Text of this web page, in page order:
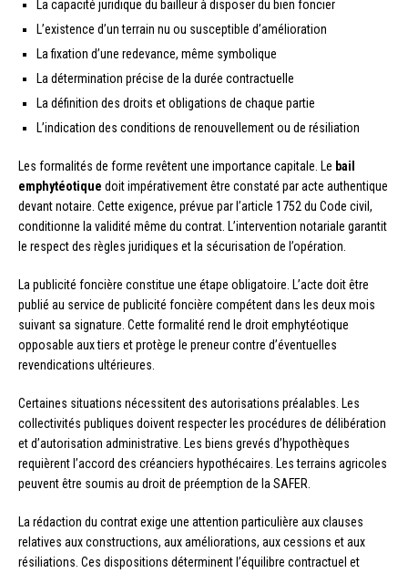
La capacité juridique du bailleur à disposer du bien foncier
L’existence d’un terrain nu ou susceptible d’amélioration
La fixation d’une redevance, même symbolique
La détermination précise de la durée contractuelle
La définition des droits et obligations de chaque partie
L’indication des conditions de renouvellement ou de résiliation
Les formalités de forme revêtent une importance capitale. Le bail
emphytéotique doit impérativement être constaté par acte authentique
devant notaire. Cette exigence, prévue par l’article 1752 du Code civil,
conditionne la validité même du contrat. L’intervention notariale garantit
le respect des règles juridiques et la sécurisation de l’opération.
La publicité foncière constitue une étape obligatoire. L’acte doit être
publié au service de publicité foncière compétent dans les deux mois
suivant sa signature. Cette formalité rend le droit emphytéotique
opposable aux tiers et protège le preneur contre d’éventuelles
revendications ultérieures.
Certaines situations nécessitent des autorisations préalables. Les
collectivités publiques doivent respecter les procédures de délibération
et d’autorisation administrative. Les biens grevés d’hypothèques
requièrent l’accord des créanciers hypothécaires. Les terrains agricoles
peuvent être soumis au droit de préemption de la SAFER.
La rédaction du contrat exige une attention particulière aux clauses
relatives aux constructions, aux améliorations, aux cessions et aux
résiliations. Ces dispositions déterminent l’équilibre contractuel et